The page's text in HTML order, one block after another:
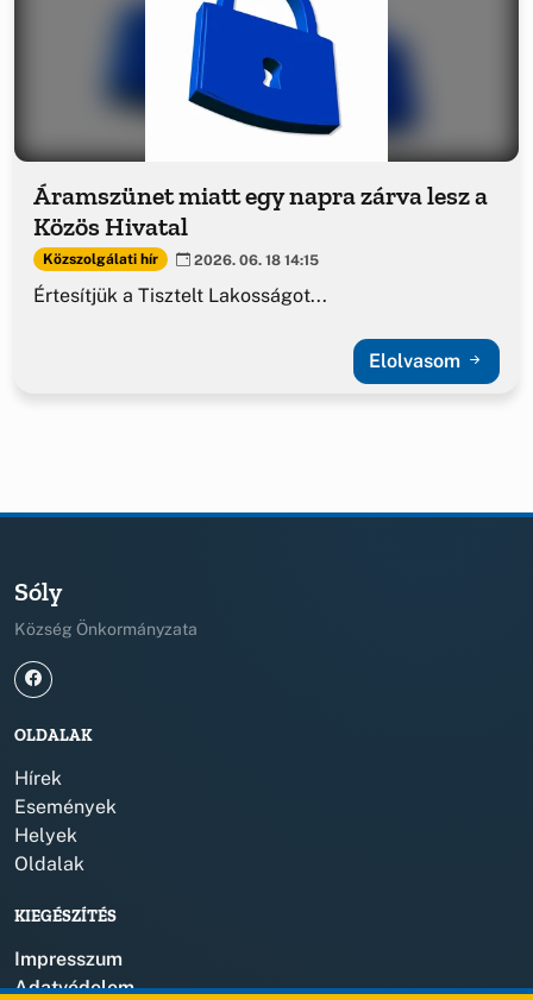
Áramszünet miatt egy napra zárva lesz a
Közös Hivatal
Közszolgálati hír 2026. 06. 18 14:15
Értesítjük a Tisztelt Lakosságot...
Elolvasom
Sóly
Község Önkormányzata
OLDALAK
Hírek
Események
Helyek
Oldalak
KIEGÉSZÍTÉS
Impresszum
Adatvédelem